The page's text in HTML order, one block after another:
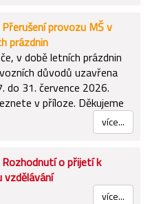
Přerušení provozu MŠ v
prázdnin
v době letních prázdnin
důvodů uzavřena
do 31. července 2026.
v příloze. Děkujeme
více...
Rozhodnutí o přijetí k
vzdělávání
více...